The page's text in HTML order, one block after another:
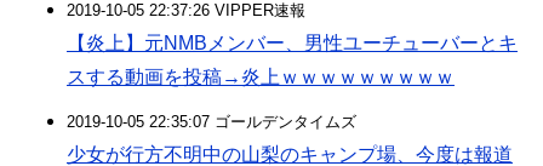
2019-10-05 22:37:26 VIPPER速報
【炎上】元NMBメンバー、男性ユーチューバーとキ
スする動画を投稿→炎上ｗｗｗｗｗｗｗｗｗ
2019-10-05 22:35:07 ゴールデンタイムズ
少女が行方不明中の山梨のキャンプ場、今度は報道